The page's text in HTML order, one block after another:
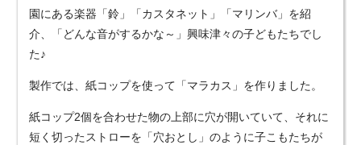
園にある楽器「鈴」「カスタネット」「マリンバ」を紹
介、「どんな音がするかな～」興味津々の子どもたちでし
た♪
製作では、紙コップを使って「マラカス」を作りました。
紙コップ2個を合わせた物の上部に穴が開いていて、それに
短く切ったストローを「穴おとし」のように子こもたちが